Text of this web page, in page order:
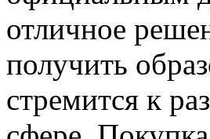
отличное
получить
стремится к